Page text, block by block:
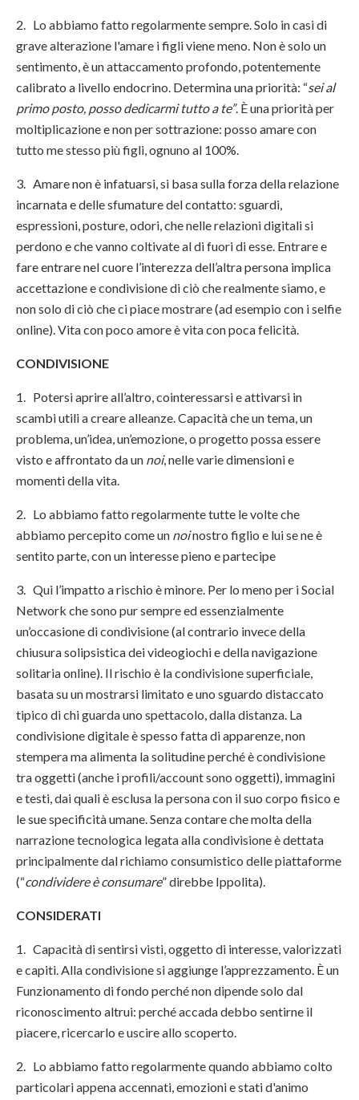
2. Lo abbiamo fatto regolarmente sempre. Solo in casi di
grave alterazione l'amare i figli viene meno. Non è solo un
sentimento, è un attaccamento profondo, potentemente
calibrato a livello endocrino. Determina una priorità: “sei al
primo posto, posso dedicarmi tutto a te”. È una priorità per
moltiplicazione e non per sottrazione: posso amare con
tutto me stesso più figli, ognuno al 100%.
3. Amare non è infatuarsi, si basa sulla forza della relazione
incarnata e delle sfumature del contatto: sguardi,
espressioni, posture, odori, che nelle relazioni digitali si
perdono e che vanno coltivate al di fuori di esse. Entrare e
fare entrare nel cuore l’interezza dell’altra persona implica
accettazione e condivisione di ciò che realmente siamo, e
non solo di ciò che ci piace mostrare (ad esempio con i selfie
online). Vita con poco amore è vita con poca felicità.
CONDIVISIONE
1. Potersi aprire all’altro, cointeressarsi e attivarsi in
scambi utili a creare alleanze. Capacità che un tema, un
problema, un’idea, un’emozione, o progetto possa essere
visto e affrontato da un noi, nelle varie dimensioni e
momenti della vita.
2. Lo abbiamo fatto regolarmente tutte le volte che
abbiamo percepito come un noinostro figlio e lui se ne è
sentito parte, con un interesse pieno e partecipe
3. Qui l’impatto a rischio è minore. Per lo meno per i Social
Network che sono pur sempre ed essenzialmente
un’occasione di condivisione (al contrario invece della
chiusura solipsistica dei videogiochi e della navigazione
solitaria online). Il rischio è la condivisione superficiale,
basata su un mostrarsi limitato e uno sguardo distaccato
tipico di chi guarda uno spettacolo, dalla distanza. La
condivisione digitale è spesso fatta di apparenze, non
stempera ma alimenta la solitudine perché è condivisione
tra oggetti (anche i profili/account sono oggetti), immagini
e testi, dai quali è esclusa la persona con il suo corpo fisico e
le sue specificità umane. Senza contare che molta della
narrazione tecnologica legata alla condivisione è dettata
principalmente dal richiamo consumistico delle piattaforme
(“condividere è consumare” direbbe Ippolita).
CONSIDERATI
1. Capacità di sentirsi visti, oggetto di interesse, valorizzati
e capiti. Alla condivisione si aggiunge l’apprezzamento. È un
Funzionamento di fondo perché non dipende solo dal
riconoscimento altrui: perché accada debbo sentirne il
piacere, ricercarlo e uscire allo scoperto.
2. Lo abbiamo fatto regolarmente quando abbiamo colto
particolari appena accennati, emozioni e stati d'animo